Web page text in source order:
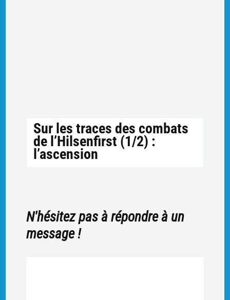
Sur les traces des combats
de l’Hilsenfirst (1/2) :
l’ascension
N'hésitez pas à répondre à un
message !